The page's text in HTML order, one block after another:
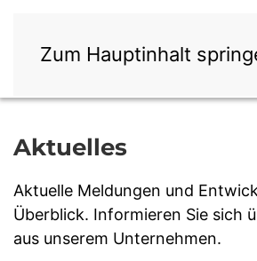
Zum Hauptinhalt
Aktuelles
Aktuelle Meldungen und
Überblick. Informieren Sie sich
aus unserem Unternehmen.